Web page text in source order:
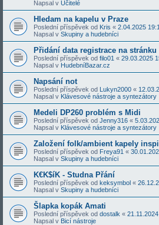
Napsal v Učitelé
Hledam na kapelu v Praze
Poslední příspěvek od Kris « 2.04.2025
Napsal v Skupiny a hudebníci
Přidání data registrace na
Poslední příspěvek od filo01 « 29.03.2025
Napsal v HudebníBazar.cz
Napsání not
Poslední příspěvek od Lukyn2000 «
Napsal v Klávesové nástroje a syntezátory
Medeli DP260 problém s Midi
Poslední příspěvek od Jenny316 «
Napsal v Klávesové nástroje a syntezátory
Založení folk/ambient kapely
Poslední příspěvek od Freya91 «
Napsal v Skupiny a hudebníci
K€K$íK - Studna Přání
Poslední příspěvek od keksymbol «
Napsal v Skupiny a hudebníci
Šlapka kopák Amati
Poslední příspěvek od dostalk «
Napsal v Bicí nástroje